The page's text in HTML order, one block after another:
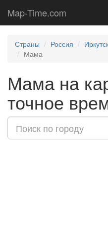
Map-Time.com
Страны Россия
Мама
Мама на
точное